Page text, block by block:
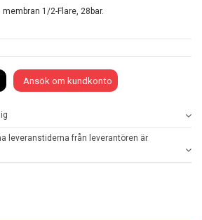
1/2-Flare, 28bar.
Ansök om kundkonto
leveranstiderna från leverantören är